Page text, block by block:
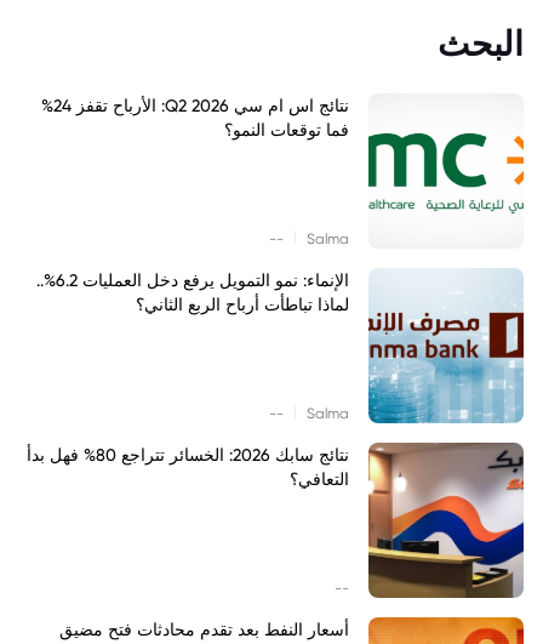
البحث
نتائج اس ام سي Q2 2026: الأرباح تقفز 24%
فما توقعات النمو؟
Salma
--
الإنماء: نمو التمويل يرفع دخل العمليات 6.2%..
لماذا تباطأت أرباح الربع الثاني؟
Salma
--
نتائج سابك 2026: الخسائر تتراجع 80% فهل بدأ
التعافي؟
--
أسعار النفط بعد تقدم محادثات فتح مضيق